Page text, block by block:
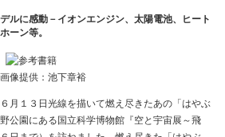
ルに感動－イオンエンジン、太陽電池、ヒート
ーン等。
像提供：池下章裕
月１３日光線を描いて燃え尽きたあの「はやぶ
公園にある国立科学博物館『空と宇宙展～飛